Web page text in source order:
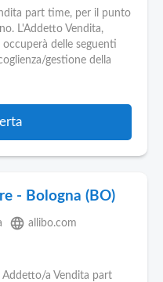
part time, per il punto
L'Addetto Vendita,
delle seguenti
gestione della
- Bologna (BO)
language allibo.com
a Vendita part